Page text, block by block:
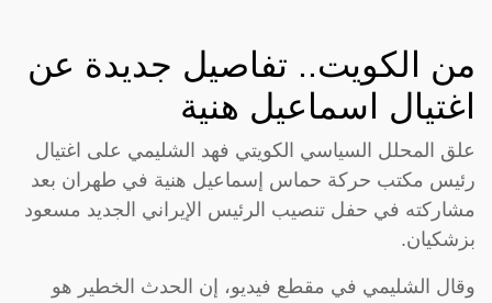
من الكويت.. تفاصيل جديدة عن
اغتيال اسماعيل هنية
علق المحلل السياسي الكويتي فهد الشليمي على اغتيال
رئيس مكتب حركة حماس إسماعيل هنية في طهران بعد
مشاركته في حفل تنصيب الرئيس الإيراني الجديد مسعود
بزشكيان.
وقال الشليمي في مقطع فيديو، إن الحدث الخطير هو